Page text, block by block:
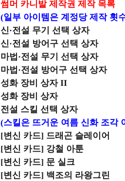
썸머 카니발 제작권 제작 목록
(일부 아이템은 계정당 제작 횟
신·전설 무기 선택 상자
신·전설 방어구 선택 상자
마법·전설 무기 선택 상자
마법·전설 방어구 선택 상자
성화 장비 상자 II
성화 장비 상자
전설 스킬 선택 상자
(스킬은 뜨거운 여름 신화 조각
[변신 카드] 드래곤 슬레이어
[변신 카드] 강철 아툰
[변신 카드] 문 실크
[변신 카드] 백조의 라왕그린